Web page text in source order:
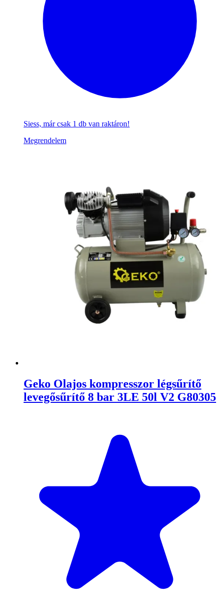
Siess, már csak 1 db van raktáron!
Megrendelem
Geko Olajos kompresszor légsűrítő
levegősűrítő 8 bar 3LE 50l V2 G80305